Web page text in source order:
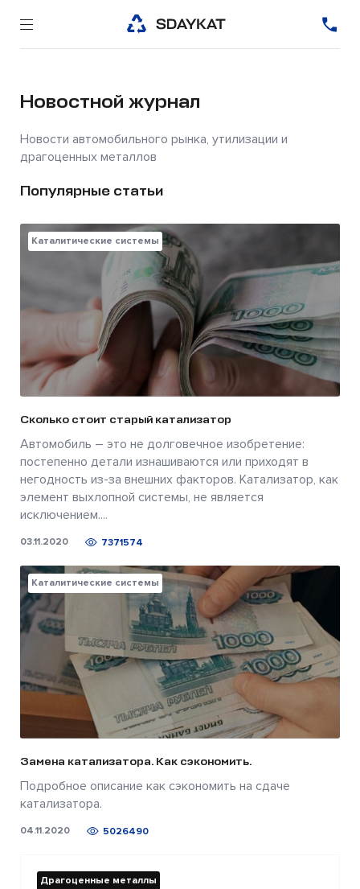
Новостной журнал
Новости автомобильного рынка, утилизации и
драгоценных металлов
Популярные статьи
Каталитические системы
Сколько стоит старый катализатор
Автомобиль – это не долговечное изобретение:
постепенно детали изнашиваются или приходят в
негодность из-за внешних факторов. Катализатор, как
элемент выхлопной системы, не является
исключением....
03.11.2020 7371574
Каталитические системы
Замена катализатора. Как сэкономить.
Подробное описание как сэкономить на сдаче
катализатора.
04.11.2020 5026490
Драгоценные металлы